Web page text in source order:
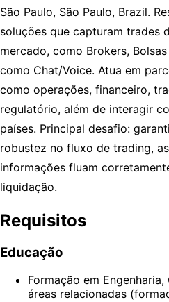
São Paulo, São Paulo, Brazil.
soluções que capturam trades
mercado, como Brokers,
como Chat/Voice. Atua em
como operações, financeiro,
regulatório, além de interagir
países. Principal desafio:
robustez no fluxo de trading,
informações fluam
liquidação.
Requisitos
Educação
Formação em
áreas relacionadas